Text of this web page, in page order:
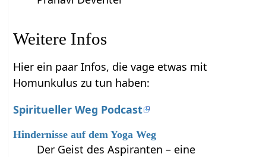
Weitere Infos
Hier ein paar Infos, die vage etwas mit
Homunkulus zu tun haben:
Spiritueller Weg Podcast
Hindernisse auf dem Yoga Weg
Der Geist des Aspiranten – eine